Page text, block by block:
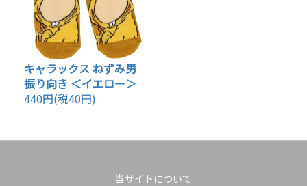
キャラックス ねずみ男
振り向き ＜イエロー＞
440円(税40円)
当サイトについて